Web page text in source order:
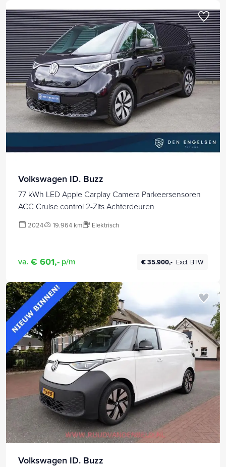
Volkswagen ID. Buzz
77 kWh LED Apple Carplay Camera Parkeersensoren
ACC Cruise control 2-Zits Achterdeuren
2024 19.964 km Elektrisch
va. € 601,- p/m € 35.900,- Excl. BTW
Volkswagen ID. Buzz